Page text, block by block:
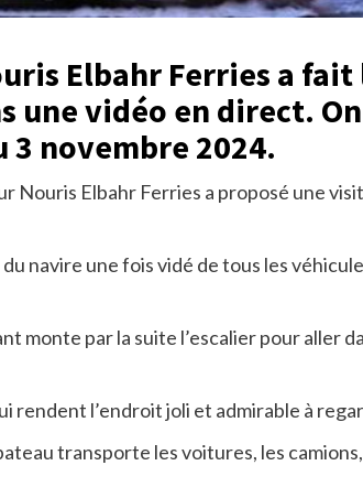
Elbahr Ferries a
une vidéo en direct.
novembre 2024.
Nouris Elbahr Ferries a proposé une
navire une fois vidé de tous les
monte par la suite l’escalier pour aller
rendent l’endroit joli et admirable à
transporte les voitures, les